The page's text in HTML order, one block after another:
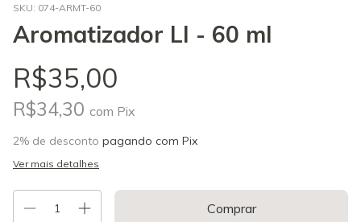
SKU: 074-ARMT-60
Aromatizador LI - 60 ml
R$35,00
R$34,30 com Pix
2% de desconto pagando com Pix
Ver mais detalhes